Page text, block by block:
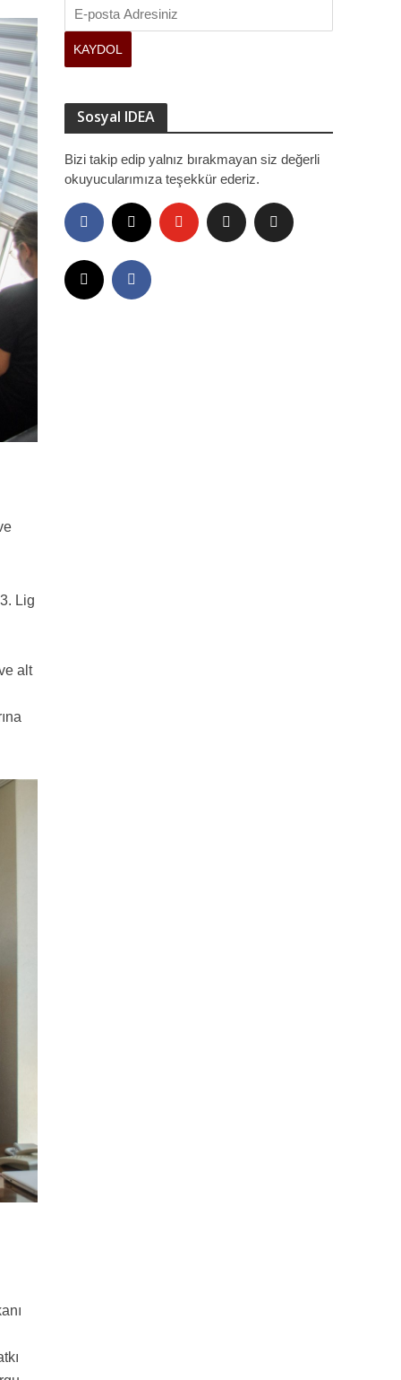
Lig
alt
Sosyal IDEA
Bizi takip edip yalnız bırakmayan siz değerli
okuyucularımıza teşekkür ederiz.